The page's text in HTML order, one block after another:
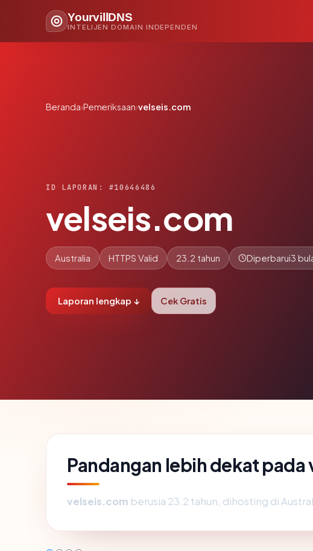
YourvillDNS
INTELIJEN DOMAIN INDEPENDEN
Beranda›Pemeriksaan›velseis.com
ID LAPORAN: #10646486
velseis.com
Australia HTTPS Valid 23.2 tahun Diperbarui3
Laporan lengkap ↓ Cek Gratis
Pandangan lebih dekat
velseis.com berusia 23.2 tahun, dihosting di